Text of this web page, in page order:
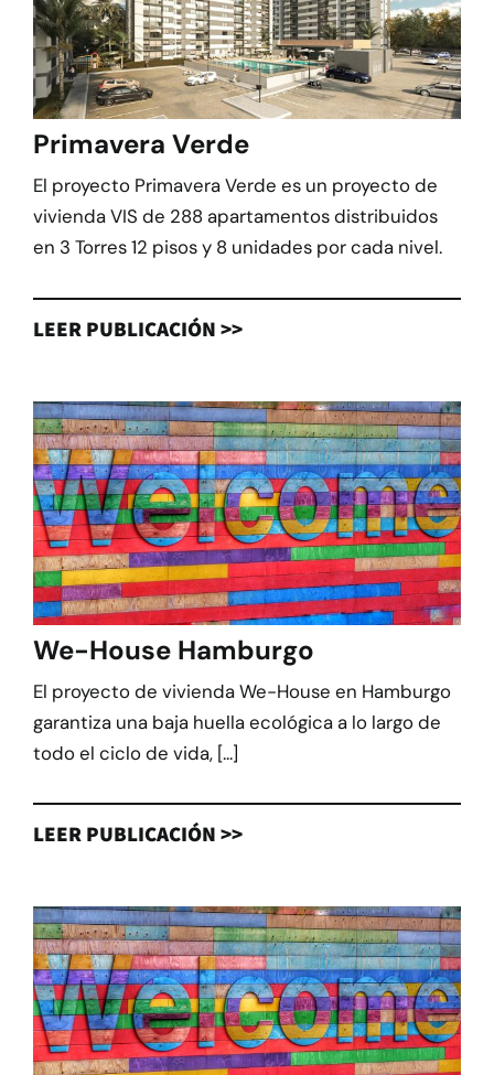
Primavera Verde
El proyecto Primavera Verde es un proyecto de
vivienda VIS de 288 apartamentos distribuidos
en 3 Torres 12 pisos y 8 unidades por cada nivel.
LEER PUBLICACIÓN >>
We-House Hamburgo
El proyecto de vivienda We-House en Hamburgo
garantiza una baja huella ecológica a lo largo de
todo el ciclo de vida, [...]
LEER PUBLICACIÓN >>